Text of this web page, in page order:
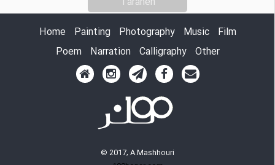
Home
Painting Photography Music
Film
Poem
Narration Calligraphy Other
© 2017, A.Mashhouri